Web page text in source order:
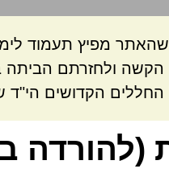
מפיץ תעמוד
הקשה ולחזרתם הביתה
החללים הקדושים
(להורדה